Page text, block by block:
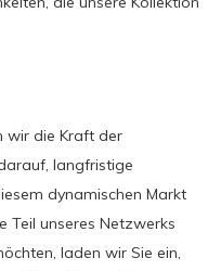
wir die Kraft der
langfristige
dynamischen Markt
Teil unseres Netzwerks
laden wir Sie ein,